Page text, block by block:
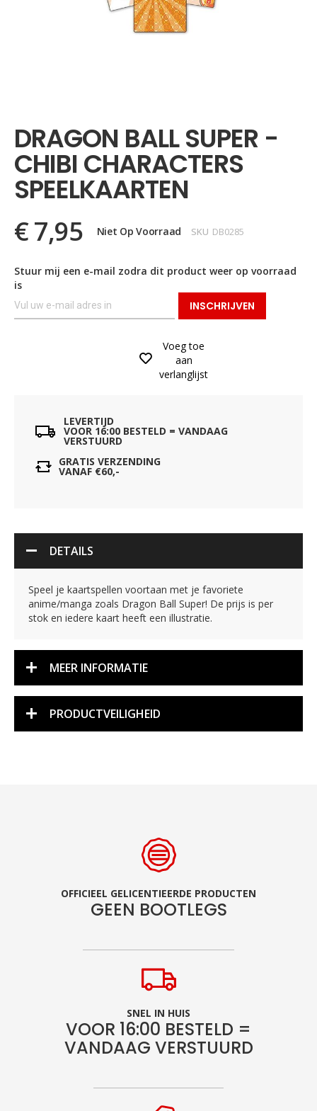
begin
van
de
afbeeldingen-
gallerij
DRAGON BALL SUPER -
CHIBI CHARACTERS
SPEELKAARTEN
€ 7,95 Niet Op Voorraad SKU DB0285
Stuur mij een e-mail zodra dit product weer op voorraad
is
INSCHRIJVEN
Voeg toe
aan
verlanglijst
LEVERTIJD
VOOR 16:00 BESTELD = VANDAAG
VERSTUURD
GRATIS VERZENDING
VANAF €60,-
DETAILS
Speel je kaartspellen voortaan met je favoriete
anime/manga zoals Dragon Ball Super! De prijs is per
stok en iedere kaart heeft een illustratie.
MEER INFORMATIE
PRODUCTVEILIGHEID
OFFICIEEL GELICENTIEERDE PRODUCTEN
GEEN BOOTLEGS
SNEL IN HUIS
VOOR 16:00 BESTELD =
VANDAAG VERSTUURD